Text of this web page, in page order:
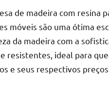
jantar
de
resina
de madeira com resina
móveis são uma ótima
da madeira com a
resistentes, ideal para
e seus respectivos